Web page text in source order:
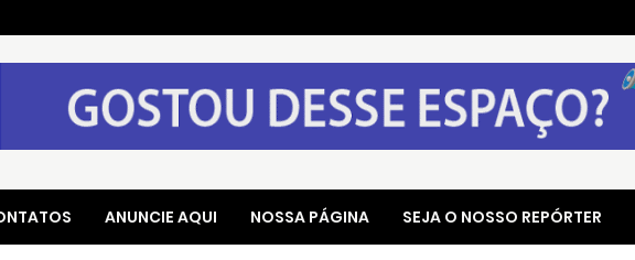
ANUNCIE AQUI NOSSA PÁGINA SEJA O NOSSO REPÓRTER